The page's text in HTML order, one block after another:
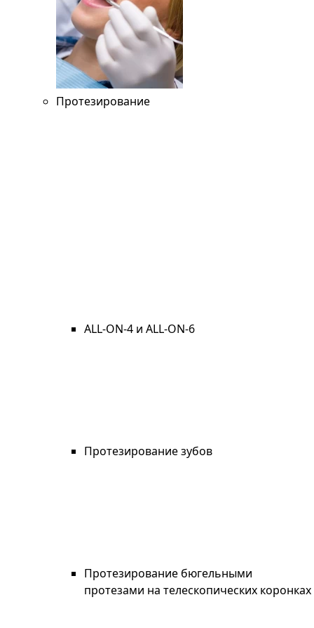
Протезирование
ALL-ON-4 и ALL-ON-6
Протезирование зубов
Протезирование бюгельными
протезами на телескопических коронках